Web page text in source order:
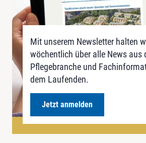
Mit unserem Newsletter halten
wöchentlich über alle News aus
Pflegebranche und
dem Laufenden.
Jetzt anmelden